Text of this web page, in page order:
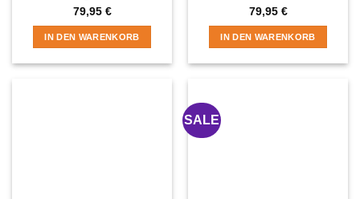
79,95 €
IN DEN WARENKORB
79,95 €
IN DEN WARENKORB
SALE